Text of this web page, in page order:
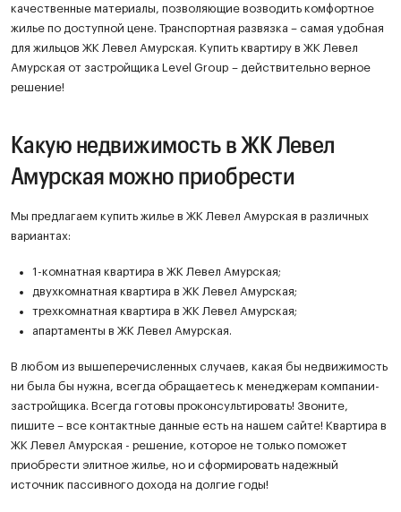
качественные материалы, позволяющие возводить комфортное
жилье по доступной цене. Транспортная развязка – самая удобная
для жильцов ЖК Левел Амурская. Купить квартиру в ЖК Левел
Амурская от застройщика Level Group – действительно верное
решение!
Какую недвижимость в ЖК Левел
Амурская можно приобрести
Мы предлагаем купить жилье в ЖК Левел Амурская в различных
вариантах:
1-комнатная квартира в ЖК Левел Амурская;
двухкомнатная квартира в ЖК Левел Амурская;
трехкомнатная квартира в ЖК Левел Амурская;
апартаменты в ЖК Левел Амурская.
В любом из вышеперечисленных случаев, какая бы недвижимость
ни была бы нужна, всегда обращаетесь к менеджерам компании-
застройщика. Всегда готовы проконсультировать! Звоните,
пишите – все контактные данные есть на нашем сайте! Квартира в
ЖК Левел Амурская - решение, которое не только поможет
приобрести элитное жилье, но и сформировать надежный
источник пассивного дохода на долгие годы!